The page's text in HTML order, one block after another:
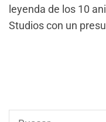
leyenda de los 10
Studios con un
Buscar: